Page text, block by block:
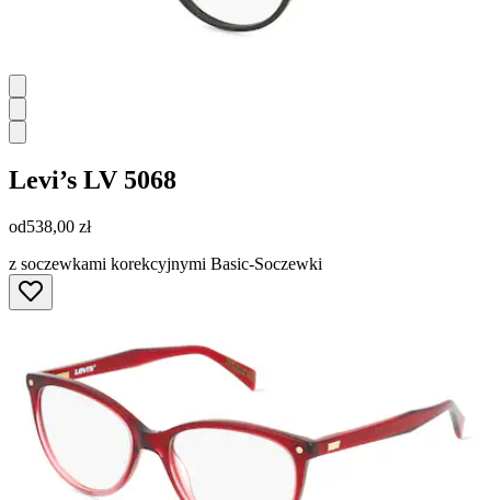
Levi’s LV 5068
od538,00 zł
z soczewkami korekcyjnymi Basic-Soczewki